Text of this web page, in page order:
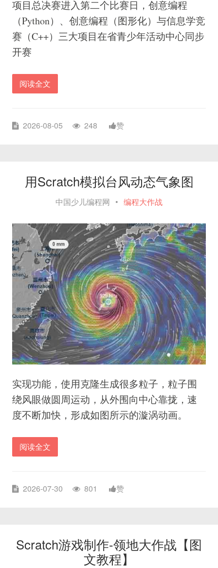
项目总决赛进入第二个比赛日，创意编程
（Python）、创意编程（图形化）与信息学竞
赛（C++）三大项目在省青少年活动中心同步
开赛
阅读全文
2026-08-05 248 赞
用Scratch模拟台风动态气象图
中国少儿编程网 • 编程大作战
实现功能，使用克隆生成很多粒子，粒子围
绕风眼做圆周运动，从外围向中心靠拢，速
度不断加快，形成如图所示的漩涡动画。
阅读全文
2026-07-30 801 赞
Scratch游戏制作-领地大作战【图
文教程】